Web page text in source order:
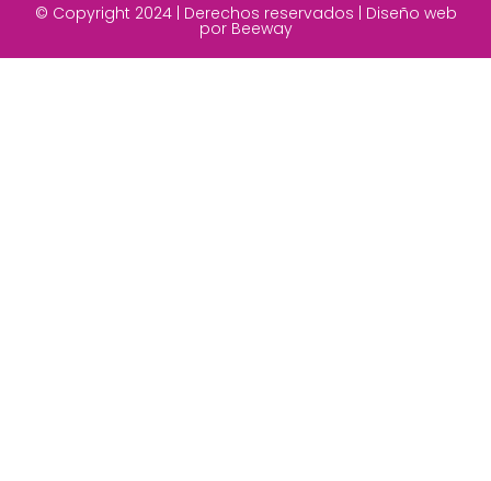
© Copyright 2024 | Derechos reservados | Diseño web
por Beeway